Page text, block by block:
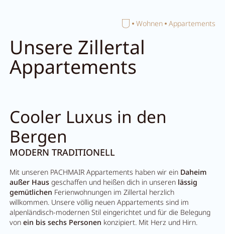
HomeWohnen Appartements
Unsere Zillertal
Appartements
Cooler Luxus in den
Bergen
MODERN TRADITIONELL
Mit unseren PACHMAIR Appartements haben wir ein Daheim
außer Hausgeschaffen und heißen dich in unseren lässig
gemütlichen Ferienwohnungen im Zillertal herzlich
willkommen. Unsere völlig neuen Appartements sind im
alpenländisch-modernen Stil eingerichtet und für die Belegung
von ein bis sechs Personen konzipiert. Mit Herz und Hirn.